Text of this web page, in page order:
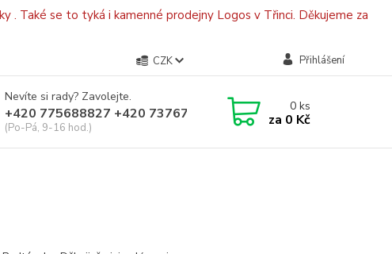
. Také se to tyká i kamenné prodejny Logos v Třinci. Děkujeme za
CZK Přihlášení
Nevíte si rady? Zavolejte.
+420 775688827 +420 737670415
(Po-Pá, 9-16 hod.)
0ks
za 0 Kč